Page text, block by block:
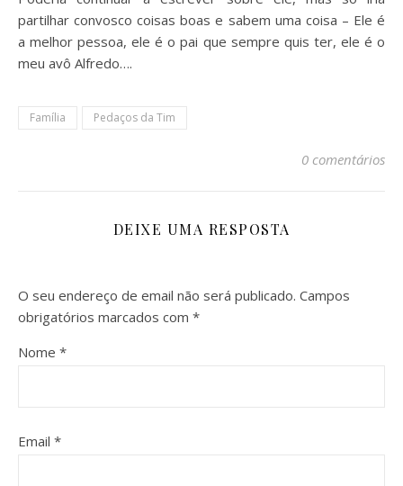
partilhar convosco coisas boas e sabem uma coisa – Ele é
a melhor pessoa, ele é o pai que sempre quis ter, ele é o
meu avô Alfredo….
Família Pedaços da Tim
0 comentários
DEIXE UMA RESPOSTA
O seu endereço de email não será publicado. Campos
obrigatórios marcados com *
Nome *
Email *